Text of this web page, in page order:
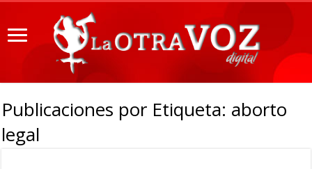
Publicaciones por Etiqueta: aborto
legal